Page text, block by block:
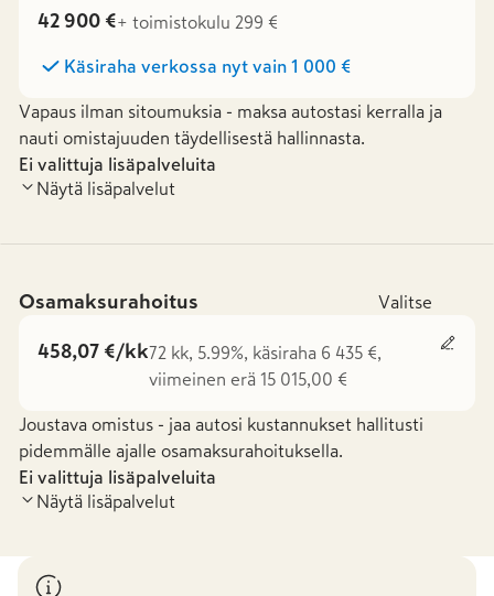
42 900 €+ toimistokulu 299 €
Käsiraha verkossa nyt vain 1 000 €
Vapaus ilman sitoumuksia - maksa autostasi kerralla ja
nauti omistajuuden täydellisestä hallinnasta.
Ei valittuja lisäpalveluita
Näytä lisäpalvelut
Osamaksurahoitus Valitse
458,07 €/kk72 kk, 5.99%, käsiraha 6 435 €,
viimeinen erä 15 015,00 €
Joustava omistus - jaa autosi kustannukset hallitusti
pidemmälle ajalle osamaksurahoituksella.
Ei valittuja lisäpalveluita
Näytä lisäpalvelut